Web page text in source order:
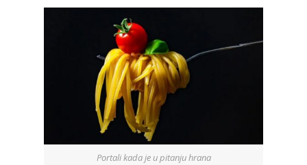
Portali kada je u pitanju hrana